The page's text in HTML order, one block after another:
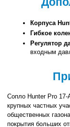
Корпуса
Гибкое
Регулятор
входным
Сопло Hunter Pro 17-
крупных частных
общественных
покрытия больших